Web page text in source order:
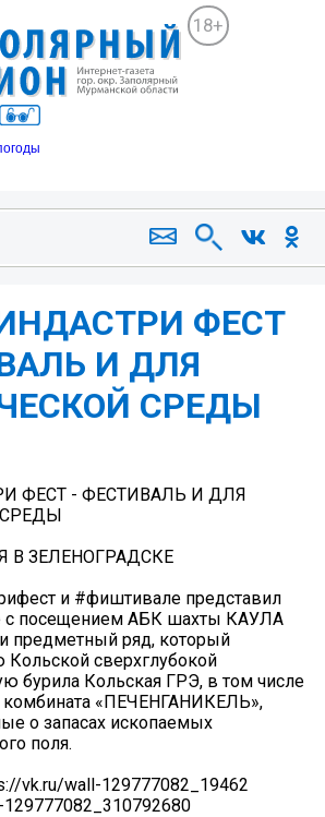
18+
ФЕСТ
И ДЛЯ
СРЕДЫ
ФЕСТ - ФЕСТИВАЛЬ И ДЛЯ
В ЗЕЛЕНОГРАДСКЕ
и #фиштивале представил
с посещением АБК шахты КАУЛА
ряд, который
Кольской сверхглубокой
бурила Кольская ГРЭ, в том числе
комбината «ПЕЧЕНГАНИКЕЛЬ»,
о запасах ископаемых
поля.
vk.ru/wall-129777082_19462